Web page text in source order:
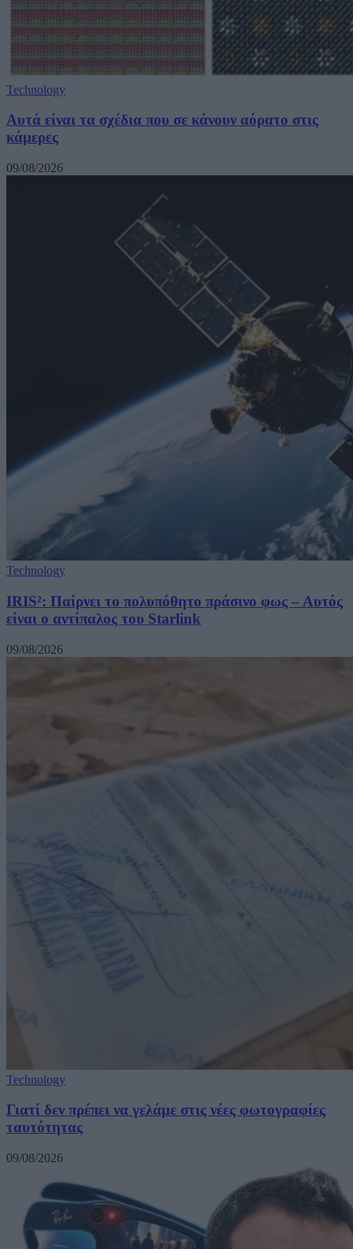
Technology
Αυτά είναι τα σχέδια που σε κάνουν αόρατο στις
κάμερες
09/08/2026
Technology
IRIS²: Παίρνει το πολυπόθητο πράσινο φως – Αυτός
είναι ο αντίπαλος του Starlink
09/08/2026
Technology
Γιατί δεν πρέπει να γελάμε στις νέες φωτογραφίες
ταυτότητας
09/08/2026